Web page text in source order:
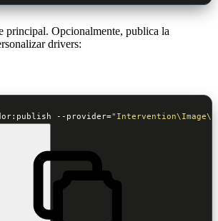
principal. Opcionalmente, publica la
drivers:
--provider=